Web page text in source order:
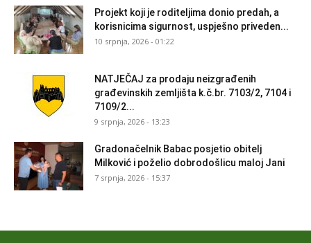
Projekt koji je roditeljima donio predah, a
korisnicima sigurnost, uspješno priveden...
10 srpnja, 2026 - 01:22
NATJEČAJ za prodaju neizgrađenih
građevinskih zemljišta k.č.br. 7103/2, 7104 i
7109/2...
9 srpnja, 2026 - 13:23
Gradonačelnik Babac posjetio obitelj
Milković i poželio dobrodošlicu maloj Jani
7 srpnja, 2026 - 15:37